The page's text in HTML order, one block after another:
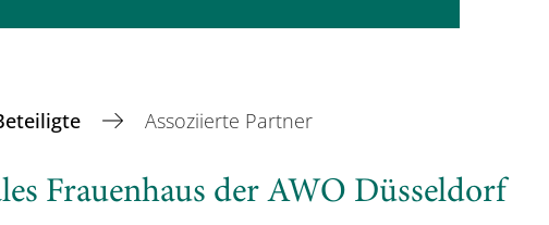
Assoziierte Partner
Frauenhaus der AWO Düsseldorf